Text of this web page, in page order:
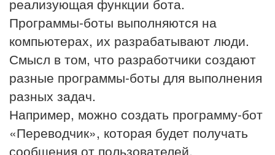
реализующая функции бота.
Программы-боты выполняются на
компьютерах, их разрабатывают люди.
Смысл в том, что разработчики создают
разные программы-боты для выполнения
разных задач.
Например, можно создать программу-бот
«Переводчик», которая будет получать
сообщения от пользователей,